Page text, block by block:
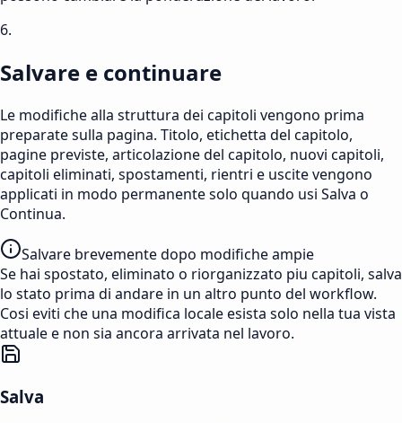
6.
Salvare e continuare
Le modifiche alla struttura dei capitoli vengono prima
preparate sulla pagina. Titolo, etichetta del capitolo,
pagine previste, articolazione del capitolo, nuovi capitoli,
capitoli eliminati, spostamenti, rientri e uscite vengono
applicati in modo permanente solo quando usi Salva o
Continua.
Salvare brevemente dopo modifiche ampie
Se hai spostato, eliminato o riorganizzato piu capitoli, salva
lo stato prima di andare in un altro punto del workflow.
Cosi eviti che una modifica locale esista solo nella tua vista
attuale e non sia ancora arrivata nel lavoro.
Salva